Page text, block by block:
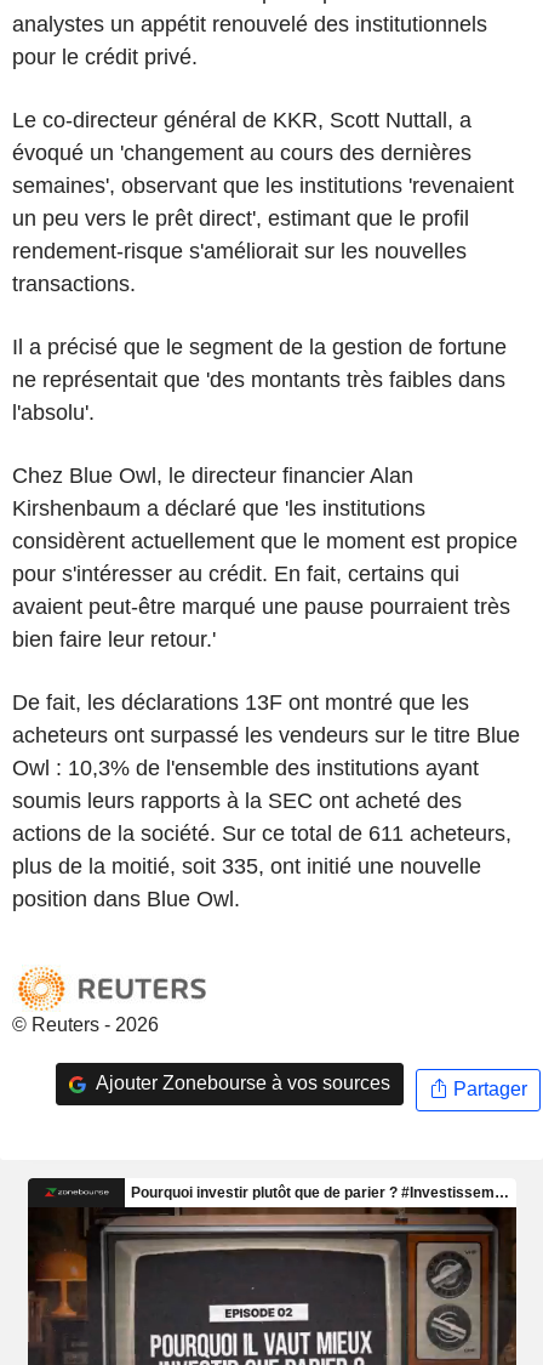
analystes un appétit renouvelé des institutionnels
pour le crédit privé.
Le co-directeur général de KKR, Scott Nuttall, a
évoqué un 'changement au cours des dernières
semaines', observant que les institutions 'revenaient
un peu vers le prêt direct', estimant que le profil
rendement-risque s'améliorait sur les nouvelles
transactions.
Il a précisé que le segment de la gestion de fortune
ne représentait que 'des montants très faibles dans
l'absolu'.
Chez Blue Owl, le directeur financier Alan
Kirshenbaum a déclaré que 'les institutions
considèrent actuellement que le moment est propice
pour s'intéresser au crédit. En fait, certains qui
avaient peut-être marqué une pause pourraient très
bien faire leur retour.'
De fait, les déclarations 13F ont montré que les
acheteurs ont surpassé les vendeurs sur le titre Blue
Owl : 10,3% de l'ensemble des institutions ayant
soumis leurs rapports à la SEC ont acheté des
actions de la société. Sur ce total de 611 acheteurs,
plus de la moitié, soit 335, ont initié une nouvelle
position dans Blue Owl.
© Reuters - 2026
Ajouter Zonebourse à vos sources Partager